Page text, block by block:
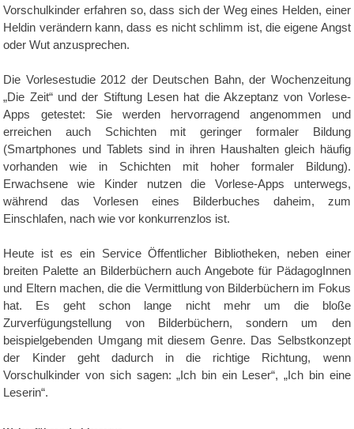
Vorschulkinder erfahren so, dass sich der Weg eines Helden, einer
Heldin verändern kann, dass es nicht schlimm ist, die eigene Angst
oder Wut anzusprechen.
Die Vorlesestudie 2012 der Deutschen Bahn, der Wochenzeitung
„Die Zeit“ und der Stiftung Lesen hat die Akzeptanz von Vorlese-
Apps getestet: Sie werden hervorragend angenommen und
erreichen auch Schichten mit geringer formaler Bildung
(Smartphones und Tablets sind in ihren Haushalten gleich häufig
vorhanden wie in Schichten mit hoher formaler Bildung).
Erwachsene wie Kinder nutzen die Vorlese-Apps unterwegs,
während das Vorlesen eines Bilderbuches daheim, zum
Einschlafen, nach wie vor konkurrenzlos ist.
Heute ist es ein Service Öffentlicher Bibliotheken, neben einer
breiten Palette an Bilderbüchern auch Angebote für PädagogInnen
und Eltern machen, die die Vermittlung von Bilderbüchern im Fokus
hat. Es geht schon lange nicht mehr um die bloße
Zurverfügungstellung von Bilderbüchern, sondern um den
beispielgebenden Umgang mit diesem Genre. Das Selbstkonzept
der Kinder geht dadurch in die richtige Richtung, wenn
Vorschulkinder von sich sagen: „Ich bin ein Leser“, „Ich bin eine
Leserin“.